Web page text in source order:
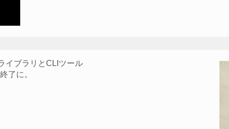
イブラリとCLIツール
了に。